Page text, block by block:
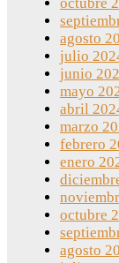
agosto
julio
junio
mayo
abril
marzo
febrero
enero
octubre
agosto